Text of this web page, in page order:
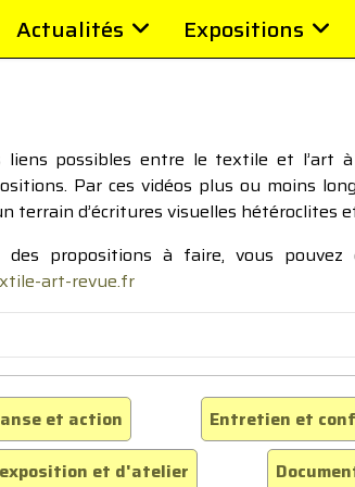
Actualités Expositions
possibles entre le textile et l’art
Par ces vidéos plus ou moins
terrain d’écritures visuelles hétéroclites
propositions à faire, vous pouvez
art-revue.fr
et action
Entretien et
et d'atelier